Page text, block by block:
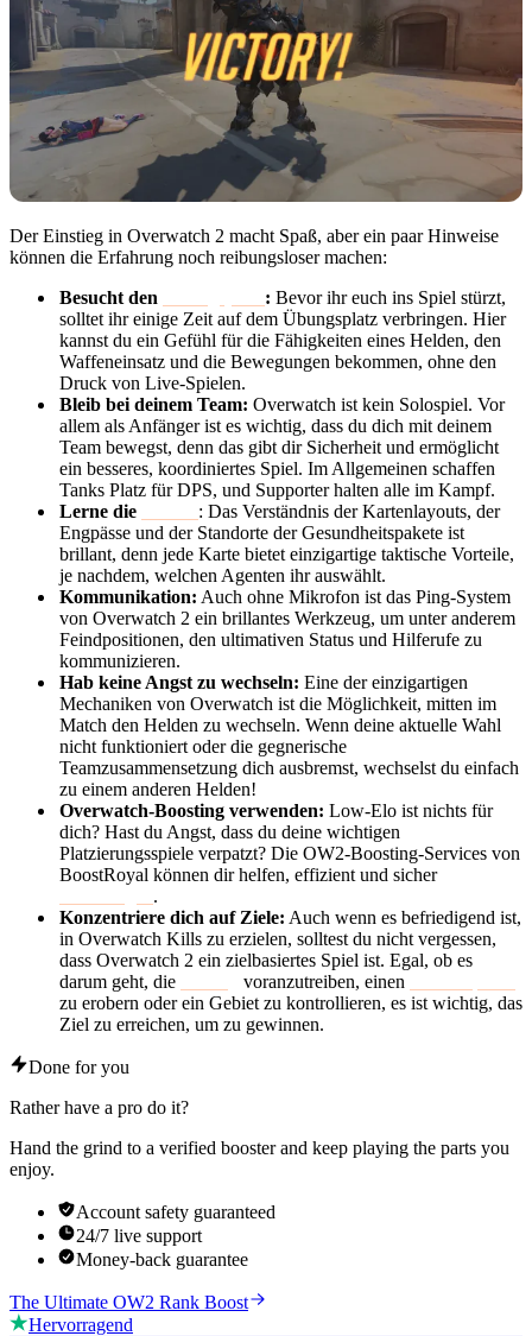
Der Einstieg in Overwatch 2 macht Spaß, aber ein paar Hinweise
können die Erfahrung noch reibungsloser machen:
Besucht den
: Bevor ihr euch ins Spiel stürzt,
solltet ihr einige Zeit auf dem Übungsplatz verbringen. Hier
kannst du ein Gefühl für die Fähigkeiten eines Helden, den
Waffeneinsatz und die Bewegungen bekommen, ohne den
Druck von Live-Spielen.
Bleib bei deinem Team: Overwatch ist kein Solospiel. Vor
allem als Anfänger ist es wichtig, dass du dich mit deinem
Team bewegst, denn das gibt dir Sicherheit und ermöglicht
ein besseres, koordiniertes Spiel. Im Allgemeinen schaffen
Tanks Platz für DPS, und Supporter halten alle im Kampf.
Lerne die
: Das Verständnis der Kartenlayouts, der
Engpässe und der Standorte der Gesundheitspakete ist
brillant, denn jede Karte bietet einzigartige taktische Vorteile,
je nachdem, welchen Agenten ihr auswählt.
Kommunikation: Auch ohne Mikrofon ist das Ping-System
von Overwatch 2 ein brillantes Werkzeug, um unter anderem
Feindpositionen, den ultimativen Status und Hilferufe zu
kommunizieren.
Hab keine Angst zu wechseln: Eine der einzigartigen
Mechaniken von Overwatch ist die Möglichkeit, mitten im
Match den Helden zu wechseln. Wenn deine aktuelle Wahl
nicht funktioniert oder die gegnerische
Teamzusammensetzung dich ausbremst, wechselst du einfach
zu einem anderen Helden!
Overwatch-Boosting verwenden: Low-Elo ist nichts für
dich? Hast du Angst, dass du deine wichtigen
Platzierungsspiele verpatzt? Die OW2-Boosting-Services von
BoostRoyal können dir helfen, effizient und sicher
.
Konzentriere dich auf Ziele: Auch wenn es befriedigend ist,
in Overwatch Kills zu erzielen, solltest du nicht vergessen,
dass Overwatch 2 ein zielbasiertes Spiel ist. Egal, ob es
darum geht, die
voranzutreiben, einen
zu erobern oder ein Gebiet zu kontrollieren, es ist wichtig, das
Ziel zu erreichen, um zu gewinnen.
Done for you
Rather have a pro do it?
Hand the grind to a verified booster and keep playing the parts you
enjoy.
Account safety guaranteed
24/7 live support
Money-back guarantee
The Ultimate OW2 Rank Boost
Hervorragend